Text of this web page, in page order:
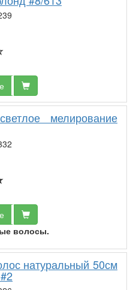
мелирование
волосы.
натуральный 50см